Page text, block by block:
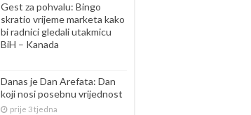
Gest za pohvalu: Bingo
skratio vrijeme marketa kako
bi radnici gledali utakmicu
BiH – Kanada
Danas je Dan Arefata: Dan
koji nosi posebnu vrijednost
prije 3 tjedna